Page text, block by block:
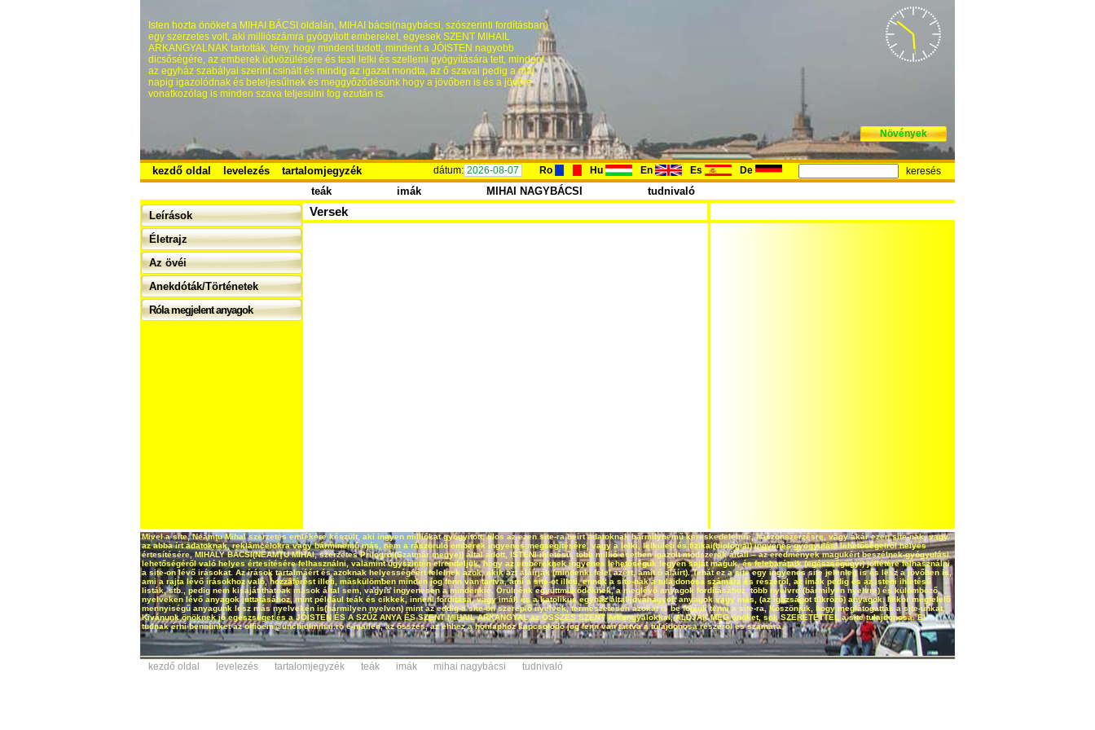
Növények
Isten hozta önöket a MIHAI BÁCSI oldalán, MIHAI bácsi(nagybácsi, szószerinti fordításban)
egy szerzetes volt, aki milliószámra gyógyított embereket, egyesek SZENT MIHAIL
ARKANGYALNAK tartották, tény, hogy mindent tudott, mindent a JÓISTEN nagyobb
dicsőségére, az emberek üdvözülésére és testi lelki és szellemi gyógyítására tett, mindent
az egyház szabályai szerint csinált és mindig az igazat mondta, az ő szavai pedig a mai
napig igazolódnak és beteljesűlnek és meggyőződésünk hogy a jövőben is és a jövőre
vonatkozólag is minden szava teljesülni fog ezután is.
kezdő oldal levelezés tartalomjegyzék dátum: 2026-08-07 Ro Hu En Es De
teák imák MIHAI NAGYBÁCSI
tudnivaló
Leírások
Életrajz
Az övéi
Anekdóták/Történetek
Róla megjelent anyagok
Versek
Mivel a site, Neamţu Mihal szerzetes emlékére készült, aki ingyen milliókat gyógyított, tilos az ezen site-ra beírt adatoknak bármilynemű kereskedelemre, haszonszerzésre, vagy akár ezen site-nak, vagy
az abba írt adatoknak, reklámcélokra vagy bárminemű más, nem a rászoruló emberek ingyenes megsegítésére, vagy a lelki, lelkületi és fizikai(biológiai) ingyenes gyógyulási lehetőségeiről helyes
értesítésére, MIHÁLY BÁCSI(NEAMŢU MIHAI, szerzetes Prilogról(Szatmár megye)) által adott, ISTENI ihletésű, több millió esetben igazolt módszerek általi – az eredmények magukért beszélnek-gyógyulási
lehetőségéről való helyes értesítésére felhasználni, valamint úgyszintén elrendeljük, hogy az embereknek ingyenes lehetőségük legyen saját maguk, és felebarátaik (egészségügyi) jóllétére felhasználni
a site-on lévő irásokat. Az írások tartalmáért és azoknak helyességéért felelnek azok, akik azt aláírják (mindenki felel azért, amit ő aláírt). Tehát ez a site egy ingyenes site jelenleg is és lesz a jövőben is,
ami a rajta lévő írásokhoz való, hozzáférést illeti, máskülömben minden jog fenn van tartva, ami a site-ot illeti, ennek a site-nak a tulajdonosa számára és részéről, az imák pedig és az isteni ihletésű
listák, stb., pedig nem kisajátíthatóak mások által sem, vagyis ingyenesen a mindenkié. Örülnénk együttmüködőknek, a meglévő anyagok fordításához, több nyelvre (bármilyen nyelvre) és külömböző
nyelveken lévő anyagok juttatásához, mint például teák és cikkek, inneni fordítása, vagy imák és a katolikus egyház által jóváhagyott anyagok vagy más, (az igazságot tükröző) anyagok. Mikor megfelelő
mennyiségű anyagunk lesz más nyelveken is(bármilyen nyelven) mint az eddig a site-on szereplő nyelvek, természetesen azokat is be fogjuk tenni a site-ra, Köszönjük, hogy meglátogatták a site-unkat,
Kivánunk önöknek jó egészséget és a JÓISTEN ÉS A SZŰZ ANYA ÉS SZENT MIHAIL ARKANGYAL az ÖSSZES SZENT Arkangyalokkal, ÁLDJÁK MEG önöket, sok SZERETETTEL a site tulajdonosa. El
tudnak érni bennünket az officem@unchiulmihai.ro e-mailen, az összes, az ehhez a honlaphoz kapcsolódó jog fenn van tartva a tulajdonosa részéről és számára.
kezdő oldal levelezés tartalomjegyzék teák imák mihai nagybácsi tudnivaló